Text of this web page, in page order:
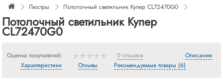
Люстры Потолочный светильник Купер CL72470G0
Потолочный светильник Купер
CL72470G0
Оценка покупателей: 0 отзывов
Описание
Характеристики
Отзывы Рекомендуемые товары (6)